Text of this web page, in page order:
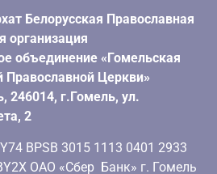
Белорусская Православная
организация
объединение «Гомельская
Православной Церкви»
246014, г.Гомель, ул.
2
BPSB 3015 1113 0401 2933
ОАО «Сбер Банк» г. Гомель